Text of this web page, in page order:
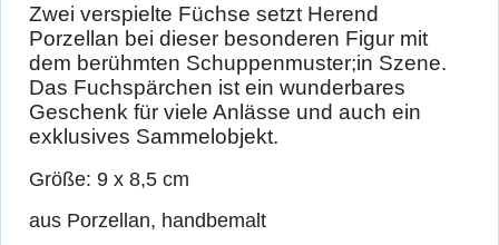
Zwei verspielte Füchse setzt Herend
Porzellan bei dieser besonderen Figur mit
dem berühmten Schuppenmuster;in Szene.
Das Fuchspärchen ist ein wunderbares
Geschenk für viele Anlässe und auch ein
exklusives Sammelobjekt.
Größe: 9 x 8,5 cm
aus Porzellan, handbemalt